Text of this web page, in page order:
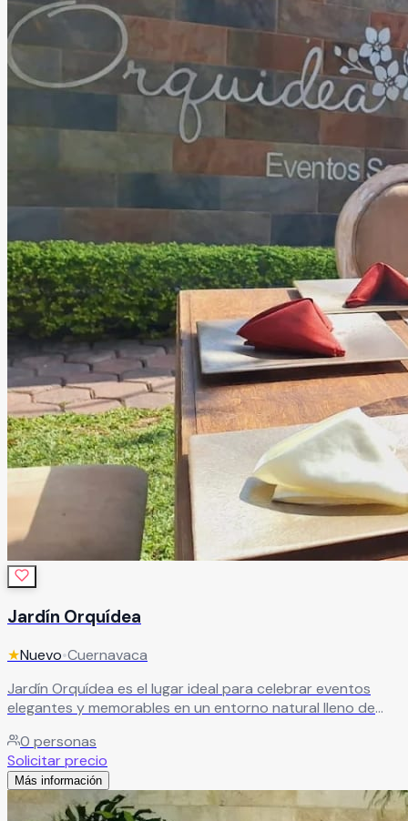
Jardín Orquídea
★Nuevo•Cuernavaca
Jardín Orquídea es el lugar ideal para celebrar eventos
elegantes y memorables en un entorno natural lleno de
espacios versátiles que se adaptan perfectamente a
diferentes tipos de celebraciones, desde bodas y XV años
hasta graduaciones, aniversarios y eventos sociales o
corporativos. Cada rincón del jardín está diseñado para
0 personas
Solicitar precio
Más información